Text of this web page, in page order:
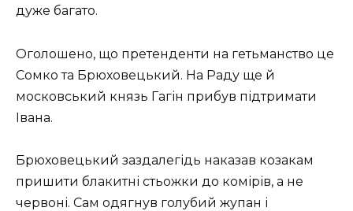
дуже багато.
Оголошено, що претенденти на гетьманство це
Сомко та Брюховецький. На Раду ще й
московський князь Гагін прибув підтримати
Івана.
Брюховецький заздалегідь наказав козакам
пришити блакитні стьожки до комірів, а не
червоні. Сам одягнув голубий жупан і